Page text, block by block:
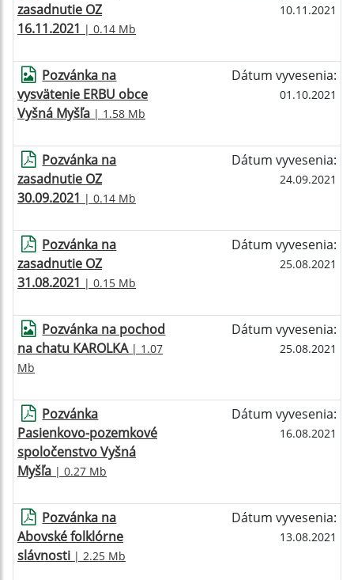
zasadnutie OZ
16.11.2021 | 0.14 Mb
10.11.2021
Pozvánka na
vysvätenie ERBU obce
Vyšná Myšľa | 1.58 Mb
Dátum vyvesenia:
01.10.2021
Pozvánka na
zasadnutie OZ
30.09.2021 | 0.14 Mb
Dátum vyvesenia:
24.09.2021
Pozvánka na
zasadnutie OZ
31.08.2021 | 0.15 Mb
Dátum vyvesenia:
25.08.2021
Pozvánka na pochod
na chatu KAROLKA| 1.07
Mb
Dátum vyvesenia:
25.08.2021
Pozvánka
Pasienkovo-pozemkové
spoločenstvo Vyšná
Myšľa | 0.27 Mb
Dátum vyvesenia:
16.08.2021
Pozvánka na
Abovské folklórne
slávnosti | 2.25 Mb
Dátum vyvesenia:
13.08.2021